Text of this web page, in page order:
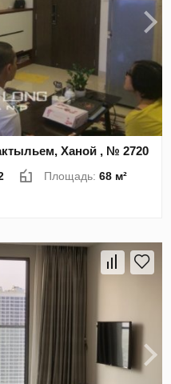
Ханой , № 2720
Площадь:68 м²